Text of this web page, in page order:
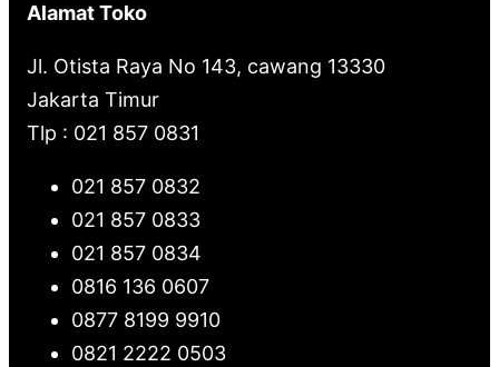
Alamat Toko
Jl. Otista Raya No 143, cawang 13330
Jakarta Timur
Tlp : 021 857 0831
021 857 0832
021 857 0833
021 857 0834
0816 136 0607
0877 8199 9910
0821 2222 0503